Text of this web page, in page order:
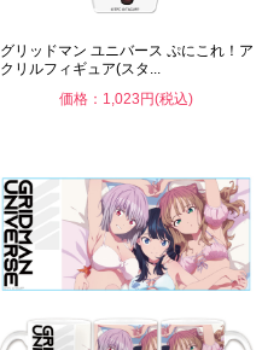
グリッドマン ユニバース ぷにこれ！ア
クリルフィギュア(スタ...
価格：1,023円(税込)